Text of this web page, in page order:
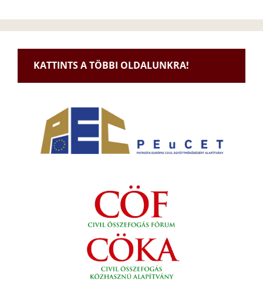
KATTINTS A TÖBBI OLDALUNKRA!